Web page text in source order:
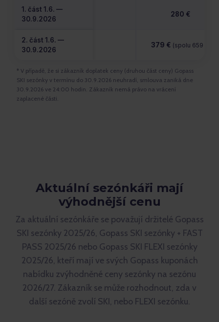
1. část 1.6. —
30.9.2026
280 €
2. část 1.6. —
30.9.2026
379 € (spolu 659 €)
* V případě, že si zákazník doplatek ceny (druhou část ceny) Gopass
SKI sezónky v termínu do 30.9.2026 neuhradí, smlouva zaniká dne
30.9.2026 ve 24:00 hodin. Zákazník nemá právo na vrácení
zaplacené části.
Aktuální sezónkáři mají
výhodnější cenu
Za aktuální sezónkáře se považují držitelé Gopass
SKI sezónky 2025/26, Gopass SKI sezónky + FAST
PASS 2025/26 nebo Gopass SKI FLEXI sezónky
2025/26, kteří mají ve svých Gopass kuponách
nabídku zvýhodněné ceny sezónky na sezónu
2026/27. Zákazník se může rozhodnout, zda v
další sezóně zvolí SKI, nebo FLEXI sezónku.